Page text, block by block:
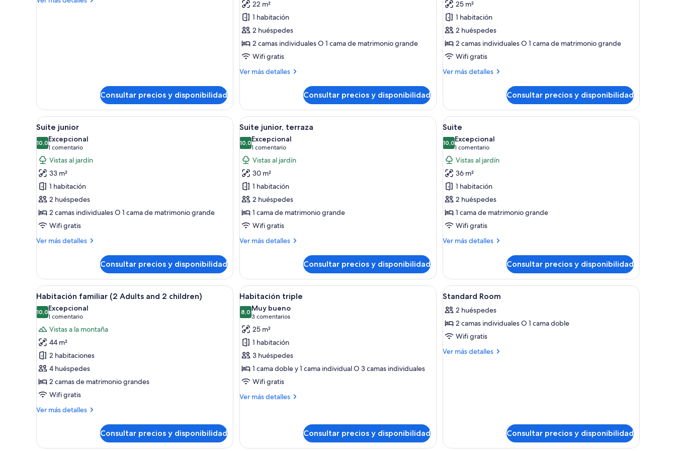
Consultar precios y disponibilidad
Habitación
estándar
22 m²
1 habitación
2 huéspedes
2 camas individuales O 1 cama de matrimonio grande
Wifi gratis
Ver más detalles
Más
estándar
Consultar precios y disponibilidad
Habitación
superior
25 m²
1 habitación
2 huéspedes
2 camas individuales O 1 cama de matrimonio grande
Wifi gratis
Ver más detalles
Más
superior
Consultar precios y disponibilidad
Abrir
todas
las
fotos
de
Suite
junior
Suite junior | Ropa de cama de alta calidad, caja fuerte, escritorio y cortinas opacas
7
Suite junior
10,010,0 de 10
Excepcional
1 comentario
(1 comentario)
Vistas al jardín
33 m²
1 habitación
2 huéspedes
2 camas individuales O 1 cama de matrimonio grande
Wifi gratis
Ver más detalles
Más
junior
Consultar precios y disponibilidad
Abrir
todas
las
fotos
de
Suite
junior,
terraza
Habitación de hotel con cama, escritorio, silla, televisión y ventana con vista a árboles.
10
Suite junior, terraza
10,010,0 de 10
Excepcional
1 comentario
(1 comentario)
Vistas al jardín
30 m²
1 habitación
2 huéspedes
1 cama de matrimonio grande
Wifi gratis
Ver más detalles
Más
junior,
terraza
Consultar precios y disponibilidad
Abrir
todas
las
fotos
de
Suite
Una sala de estar moderna con un sofá
8
Suite
10,010,0 de 10
Excepcional
1 comentario
(1 comentario)
Vistas al jardín
36 m²
1 habitación
2 huéspedes
1 cama de matrimonio grande
Wifi gratis
Ver más detalles
Más
Consultar precios y disponibilidad
Abrir
todas
las
fotos
de
Habitación
familiar
(2
Adults
and
2
Una habitación de hotel moderna con cama, escritorio con silla, televisor montado en la pared y zona de ducha.
7
Habitación familiar (2 Adults and 2 children)
10,010,0 de 10
Excepcional
1 comentario
(1 comentario)
Vistas a la montaña
44 m²
2 habitaciones
4 huéspedes
2 camas de matrimonio grandes
Wifi gratis
Ver más detalles
Más
familiar
Consultar precios y disponibilidad
Abrir
todas
las
fotos
de
Habitación
triple
Una habitación de hotel moderna con dos camas, un escritorio y ventanas amplias que dan a vistas de follaje.
7
Habitación triple
8,08,0 de 10
Muy bueno
3 comentarios
(3 comentarios)
25 m²
1 habitación
3 huéspedes
1 cama doble y 1 cama individual O 3 camas individuales
Wifi gratis
Ver más detalles
Más
Consultar precios y disponibilidad
Abrir
todas
las
fotos
de
Standard
Habitación de hotel con una cama grande,
9
Standard Room
2 huéspedes
2 camas individuales O 1 cama doble
Wifi gratis
Ver más detalles
Más
Consultar precios y disponibilidad